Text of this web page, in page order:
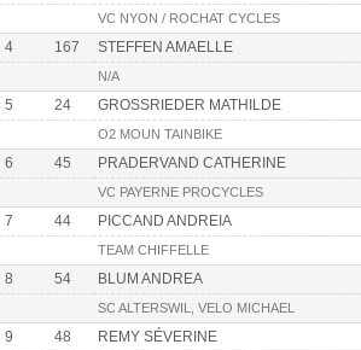
VC NYON / ROCHAT CYCLES
4 167 STEFFEN AMAELLE
N/A
5 24 GROSSRIEDER MATHILDE
O2 MOUN TAINBIKE
6 45 PRADERVAND CATHERINE
VC PAYERNE PROCYCLES
7 44 PICCAND ANDREIA
TEAM CHIFFELLE
8 54 BLUM ANDREA
SC ALTERSWIL, VELO MICHAEL
9 48 REMY SÉVERINE